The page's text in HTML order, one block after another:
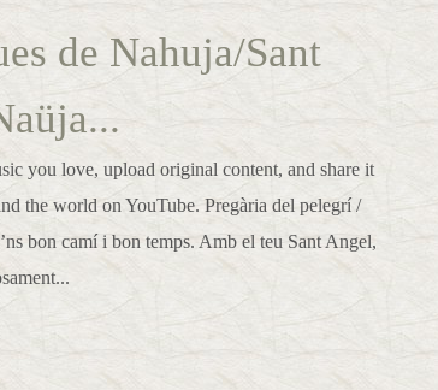
de Nahuja/Sant
you love, upload original content, and share it
the world on YouTube. Pregària del pelegrí /
bon camí i bon temps. Amb el teu Sant Angel,